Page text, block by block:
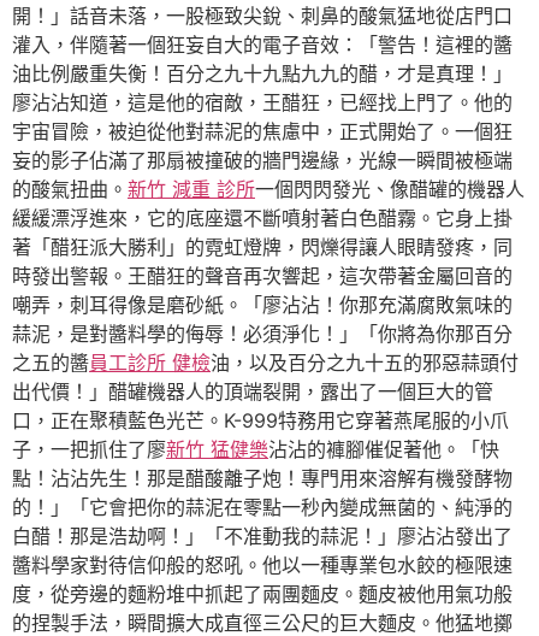
開！」話音未落，一股極致尖銳、刺鼻的酸氣猛地從店門口
灌入，伴隨著一個狂妄自大的電子音效：「警告！這裡的醬
油比例嚴重失衡！百分之九十九點九九的醋，才是真理！」
廖沾沾知道，這是他的宿敵，王醋狂，已經找上門了。他的
宇宙冒險，被迫從他對蒜泥的焦慮中，正式開始了。一個狂
妄的影子佔滿了那扇被撞破的牆門邊緣，光線一瞬間被極端
的酸氣扭曲。 新竹 減重 診所一個閃閃發光、像醋罐的機器人
緩緩漂浮進來，它的底座還不斷噴射著白色醋霧。它身上掛
著「醋狂派大勝利」的霓虹燈牌，閃爍得讓人眼睛發疼，同
時發出警報。王醋狂的聲音再次響起，這次帶著金屬回音的
嘲弄，刺耳得像是磨砂紙。「廖沾沾！你那充滿腐敗氣味的
蒜泥，是對醬料學的侮辱！必須淨化！」「你將為你那百分
之五的醬員工診所 健檢油，以及百分之九十五的邪惡蒜頭付
出代價！」醋罐機器人的頂端裂開，露出了一個巨大的管
口，正在聚積藍色光芒。K-999特務用它穿著燕尾服的小爪
子，一把抓住了廖新竹 猛健樂沾沾的褲腳催促著他。「快
點！沾沾先生！那是醋酸離子炮！專門用來溶解有機發酵物
的！」「它會把你的蒜泥在零點一秒內變成無菌的、純淨的
白醋！那是浩劫啊！」「不准動我的蒜泥！」廖沾沾發出了
醬料學家對待信仰般的怒吼。他以一種專業包水餃的極限速
度，從旁邊的麵粉堆中抓起了兩團麵皮。麵皮被他用氣功般
的捏製手法，瞬間擴大成直徑三公尺的巨大麵皮。他猛地擲